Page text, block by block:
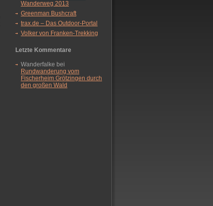
Wanderweg 2013
Greenman Bushcraft
trax.de – Das Outdoor-Portal
Volker von Franken-Trekking
Letzte Kommentare
Wanderfalke bei
Rundwanderung vom
Fischerheim Grötzingen durch
den großen Wald